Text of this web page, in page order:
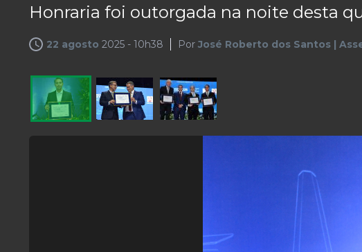
Honraria foi outorgada na noite desta
22 agosto 2025 - 10h38 Por José Roberto dos Santos |